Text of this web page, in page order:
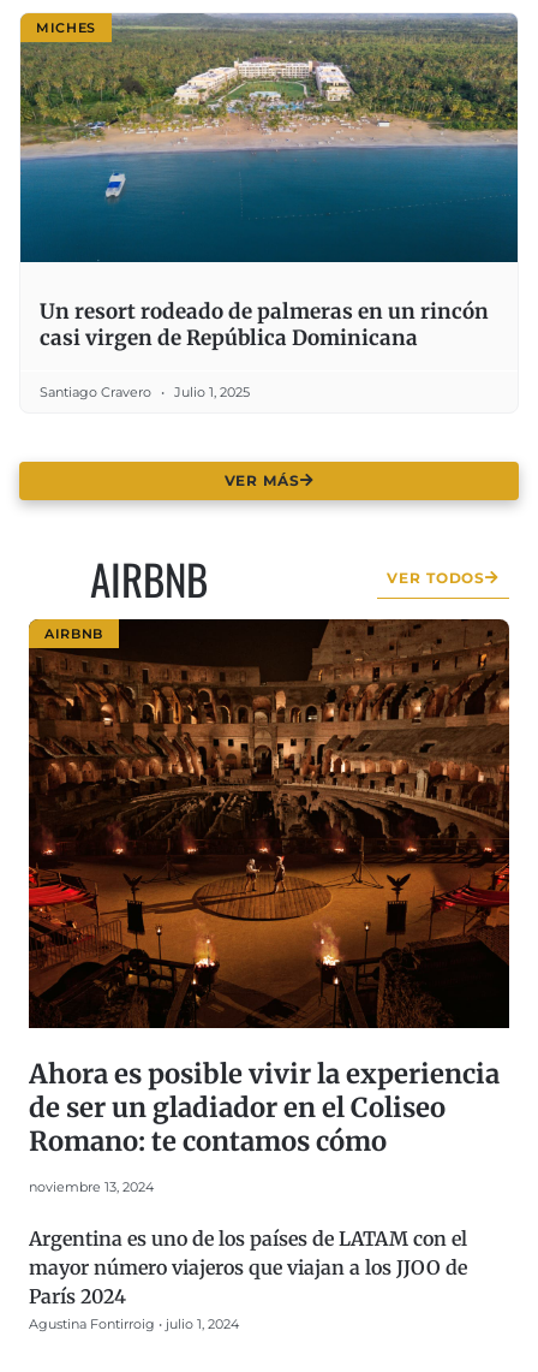
MICHES
Un resort rodeado de palmeras en un rincón
casi virgen de República Dominicana
Santiago Cravero Julio 1, 2025
VER MÁS
AIRBNB​ VER TODOS
AIRBNB
Ahora es posible vivir la experiencia
de ser un gladiador en el Coliseo
Romano: te contamos cómo
noviembre 13, 2024
Argentina es uno de los países de LATAM con el
mayor número viajeros que viajan a los JJOO de
París 2024
Agustina Fontirroig julio 1, 2024